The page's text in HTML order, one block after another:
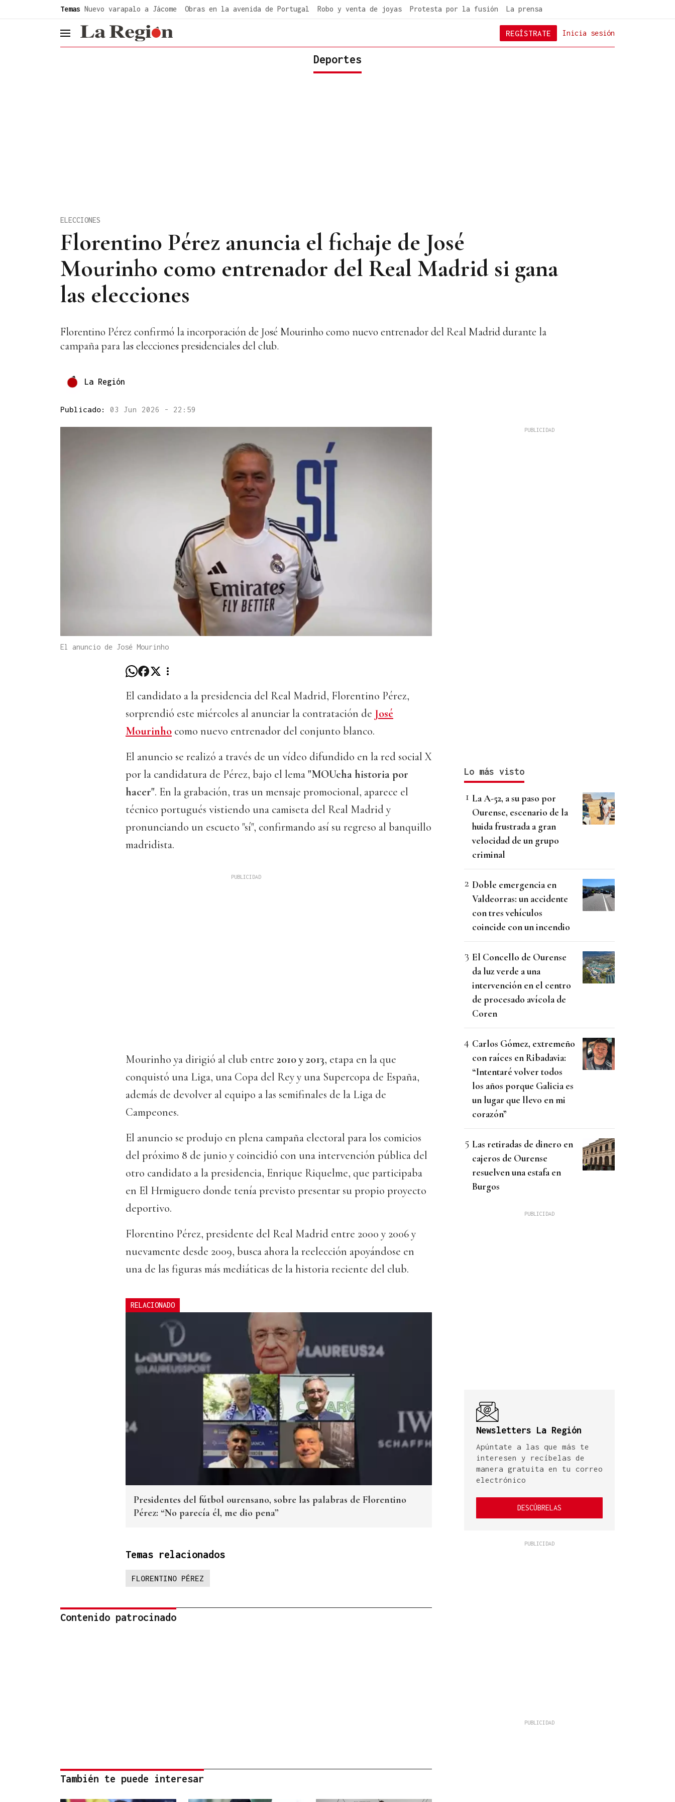
Temas Nuevo varapalo a Jácome Obras en la avenida de Portugal Robo y venta de joyas Protesta por la fusión La prensa
header.menu.open Inicia sesión
REGÍSTRATE
Deportes
Florentino Pérez anuncia el fichaje de José
Mourinho como entrenador del Real Madrid si gana
las elecciones
ELECCIONES
Florentino Pérez confirmó la incorporación de José Mourinho como nuevo entrenador del Real Madrid durante la
campaña para las elecciones presidenciales del club.
La Región
Publicado: 03 Jun 2026 - 22:59
El anuncio de José Mourinho
El candidato a la presidencia del Real Madrid, Florentino Pérez,
sorprendió este miércoles al anunciar la contratación de José
Mourinho como nuevo entrenador del conjunto blanco.
El anuncio se realizó a través de un vídeo difundido en la red social X
por la candidatura de Pérez, bajo el lema"MOUcha historia por
hacer". En la grabación, tras un mensaje promocional, aparece el
técnico portugués vistiendo una camiseta del Real Madrid y
pronunciando un escueto "sí", confirmando así su regreso al banquillo
madridista.
Mourinho ya dirigió al club entre 2010 y 2013, etapa en la que
conquistó una Liga, una Copa del Rey y una Supercopa de España,
además de devolver al equipo a las semifinales de la Liga de
Campeones.
El anuncio se produjo en plena campaña electoral para los comicios
del próximo 8 de junio y coincidió con una intervención pública del
otro candidato a la presidencia, Enrique Riquelme, que participaba
en El Hrmiguero donde tenía previsto presentar su propio proyecto
deportivo.
Florentino Pérez, presidente del Real Madrid entre 2000 y 2006 y
nuevamente desde 2009, busca ahora la reelección apoyándose en
una de las figuras más mediáticas de la historia reciente del club.
RELACIONADO
Presidentes del fútbol ourensano, sobre las palabras de Florentino
Pérez: “No parecía él, me dio pena”
Temas relacionados
FLORENTINO PÉREZ
Contenido patrocinado
También te puede interesar
Lo más visto
La A-52, a su paso por
Ourense, escenario de la
huida frustrada a gran
velocidad de un grupo
criminal
Doble emergencia en
Valdeorras: un accidente
con tres vehículos
coincide con un incendio
El Concello de Ourense
da luz verde a una
intervención en el centro
de procesado avícola de
Coren
Carlos Gómez, extremeño
con raíces en Ribadavia:
“Intentaré volver todos
los años porque Galicia es
un lugar que llevo en mi
corazón”
Las retiradas de dinero en
cajeros de Ourense
resuelven una estafa en
Burgos
Newsletters La Región
Apúntate a las que más te
interesen y recíbelas de
manera gratuita en tu correo
electrónico
DESCÚBRELAS